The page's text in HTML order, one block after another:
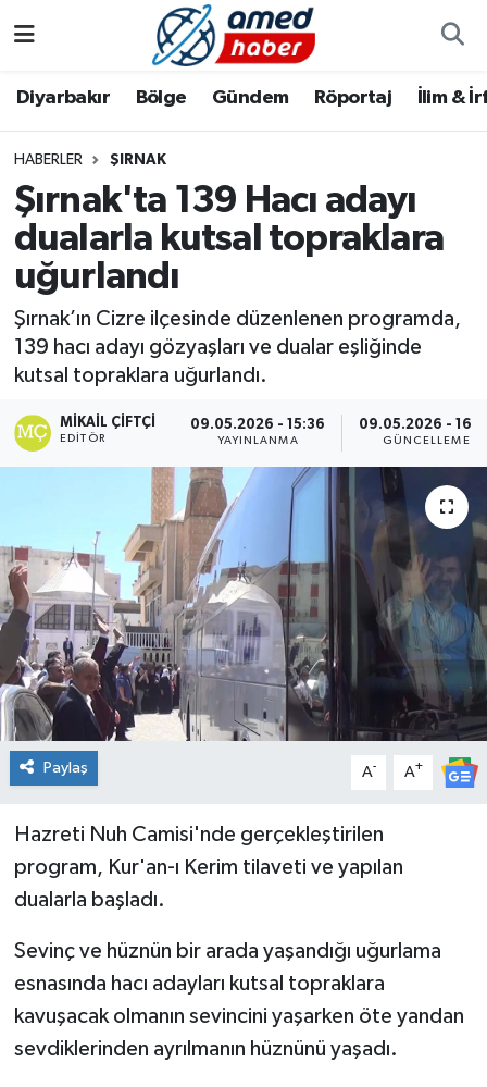
Diyarbakır Bölge Gündem Röportaj İlim &
HABERLER ŞIRNAK
Şırnak'ta 139 Hacı adayı
dualarla kutsal topraklara
uğurlandı
Şırnak’ın Cizre ilçesinde düzenlenen programda,
139 hacı adayı gözyaşları ve dualar eşliğinde
kutsal topraklara uğurlandı.
MIKAIL ÇIFTÇI
EDITÖR
09.05.2026 - 15:36
YAYINLANMA
09.05.2026 -
GÜNCELLEME
Paylaş A- A+
Hazreti Nuh Camisi'nde gerçekleştirilen
program, Kur'an-ı Kerim tilaveti ve yapılan
dualarla başladı.
Sevinç ve hüznün bir arada yaşandığı uğurlama
esnasında hacı adayları kutsal topraklara
kavuşacak olmanın sevincini yaşarken öte yandan
sevdiklerinden ayrılmanın hüznünü yaşadı.
Bölge
Röportaj
Foto Galeri
Aile
Asayiş
Bilim & Teknoloji
Dünya
Eğitim
Ekonomi
Genel
Güncel
Gündem
İlim & İrfan
Kültür & Sanat
Sağlık
Sağlık & Yaşam
Spor
Diyarbakır Hava Durumu
Diyarbakır Namaz Vakitleri
Diyarbakır Trafik Yoğunluk Haritası
Tüm Manşetler
Son Dakika Haberleri
Haber Arşivi